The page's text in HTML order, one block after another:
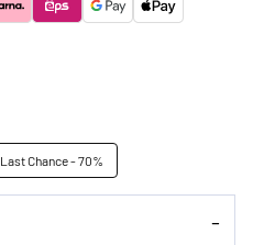
Last Chance - 70%